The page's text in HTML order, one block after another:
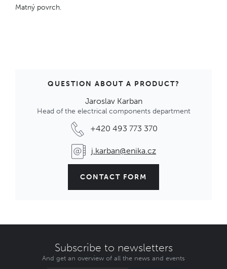
Matný povrch.
QUESTION ABOUT A PRODUCT?
Jaroslav Karban
Head of the electrical components department
+420 493 773 370
j.karban@enika.cz
CONTACT FORM
Subscribe to newsletters
And get an overview of all the news and events